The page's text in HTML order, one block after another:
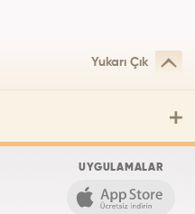
Yukarı Çık
UYGULAMALAR